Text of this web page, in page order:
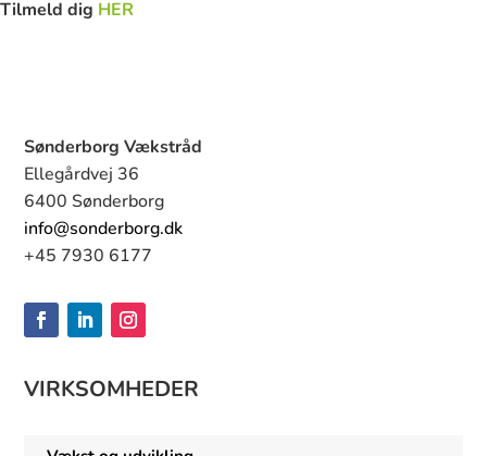
Tilmeld dig HER
Sønderborg Vækstråd
Ellegårdvej 36
6400 Sønderborg
info@sonderborg.dk
+45 7930 6177
VIRKSOMHEDER